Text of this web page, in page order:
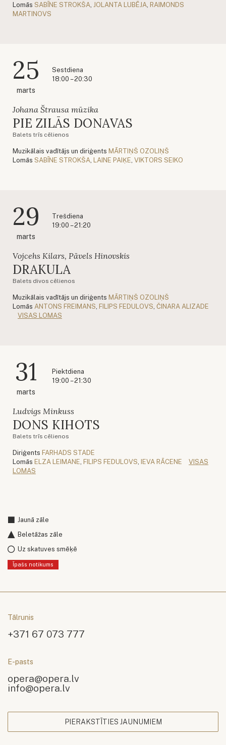
Lomās SABĪNE STROKŠA JOLANTA LUBĒJA RAIMONDS
MARTINOVS
25
marts
Sestdiena
18:00 – 20:30
Johana Štrausa mūzika
PIE ZILĀS DONAVAS
Balets trīs cēlienos
Muzikālais vadītājs un diriģents MĀRTIŅŠ OZOLIŅŠ
Lomās SABĪNE STROKŠA LAINE PAIĶE VIKTORS SEIKO
29
marts
Trešdiena
19:00 – 21:20
Vojcehs Kilars, Pāvels Hinovskis
DRAKULA
Balets divos cēlienos
Muzikālais vadītājs un diriģents MĀRTIŅŠ OZOLIŅŠ
Lomās ANTONS FREIMANS FILIPS FEDULOVS ČINARA ALIZADE
VISAS LOMAS
31
marts
Piektdiena
19:00 – 21:30
Ludvigs Minkuss
DONS KIHOTS
Balets trīs cēlienos
Diriģents FARHADS STADE
Lomās ELZA LEIMANE FILIPS FEDULOVS IEVA RĀCENE
VISAS
LOMAS
Jaunā zāle
Beletāžas zāle
Uz skatuves smēķē
Īpašs notikums
Tālrunis
+371 67 073 777
E-pasts
opera@opera.lv
info@opera.lv
PIERAKSTĪTIES JAUNUMIEM